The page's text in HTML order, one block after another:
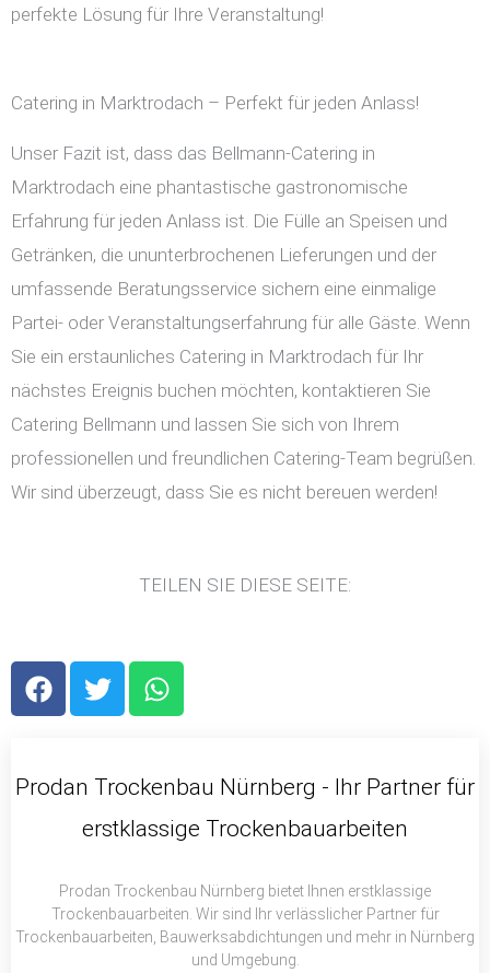
perfekte Lösung für Ihre Veranstaltung!
Catering in Marktrodach – Perfekt für jeden Anlass!
Unser Fazit ist, dass das Bellmann-Catering in
Marktrodach eine phantastische gastronomische
Erfahrung für jeden Anlass ist. Die Fülle an Speisen und
Getränken, die ununterbrochenen Lieferungen und der
umfassende Beratungsservice sichern eine einmalige
Partei- oder Veranstaltungserfahrung für alle Gäste. Wenn
Sie ein erstaunliches Catering in Marktrodach für Ihr
nächstes Ereignis buchen möchten, kontaktieren Sie
Catering Bellmann und lassen Sie sich von Ihrem
professionellen und freundlichen Catering-Team begrüßen.
Wir sind überzeugt, dass Sie es nicht bereuen werden!
TEILEN SIE DIESE SEITE:
F
a
b
T
w
t
r
W
h
s
p
Prodan Trockenbau Nürnberg - Ihr Partner für
erstklassige Trockenbauarbeiten
Prodan Trockenbau Nürnberg bietet Ihnen erstklassige
Trockenbauarbeiten. Wir sind Ihr verlässlicher Partner für
Trockenbauarbeiten, Bauwerksabdichtungen und mehr in Nürnberg
und Umgebung.